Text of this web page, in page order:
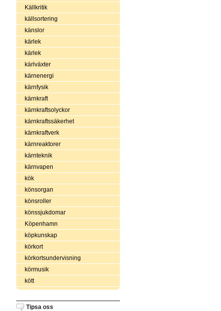
Källkritik
källsortering
känslor
kärlek
kärlek
kärlväxter
kärnenergi
kärnfysik
kärnkraft
kärnkraftsolyckor
kärnkraftssäkerhet
kärnkraftverk
kärnreaktorer
kärnteknik
kärnvapen
kök
könsorgan
könsroller
könssjukdomar
Köpenhamn
köpkunskap
körkort
körkortsundervisning
körmusik
kött
Tipsa oss